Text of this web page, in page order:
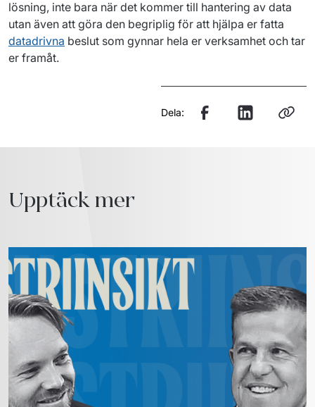
lösning, inte bara när det kommer till hantering av data
datadrivna beslut som gynnar hela er verksamhet och tar
er framåt.
Dela:
Upptäck mer